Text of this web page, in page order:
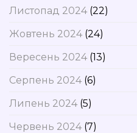
Листопад 2024(22)
Жовтень 2024(24)
Вересень 2024(13)
Серпень 2024(6)
Липень 2024(5)
Червень 2024(7)